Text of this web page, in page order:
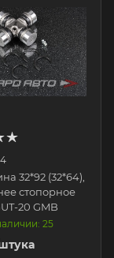
32*92 (32*64),
стопорное
20 GMB
25